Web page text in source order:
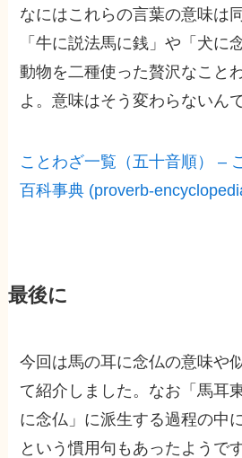
なにはこれらの言葉の意味は
「牛に説法馬に銭」や「犬に
動物を二種使った贅沢なこと
よ。意味はそう変わらないん
ことわざ一覧（五十音順） –
百科事典 (proverb-
最後に
今回は馬の耳に念仏の意味や
て紹介しました。なお「馬耳
に念仏」に派生する過程の中
という慣用句もあったようで